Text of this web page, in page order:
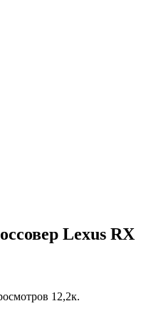
Lexus RX
12,2к.